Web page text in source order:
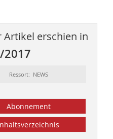
Artikel erschien in
2017
Ressort: NEWS
Abonnement